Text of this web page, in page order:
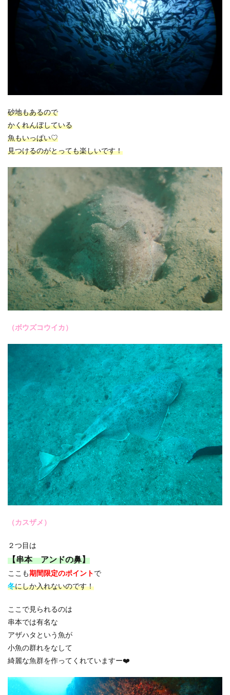
砂地もあるので
かくれんぼしている
魚もいっぱい♡
見つけるのがとっても楽しいです！
（ボウズコウイカ）
（カスザメ）
２つ目は
【串本 アンドの鼻】
ここも期間限定のポイントで
冬にしか入れないのです！
ここで見られるのは
串本では有名な
アザハタという魚が
小魚の群れをなして
綺麗な魚群を作ってくれていますー❤️